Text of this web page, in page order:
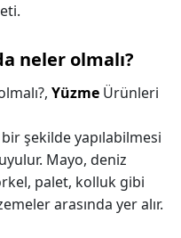
neler olmalı?
Yüzme Ürünleri
şekilde yapılabilmesi
Mayo, deniz
palet, kolluk gibi
arasında yer alır.